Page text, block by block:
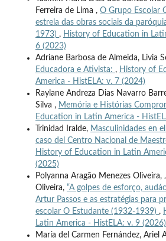
Ferreira de Lima , O Grupo Escolar
estrela das obras sociais da
1973) , History of Education in
6 (2023)
Adriane Barbosa de Almeida, Livia
Educadora e Ativista: , History of
America - HistELA: v. 7 (2024)
Raylane Andreza Dias Navarro
Silva , Memória e Histórias
Education in Latin America -
Trinidad Iralde, Masculinidades en
caso del Centro Nacional de
History of Education in Latin
(2025)
Polyanna Aragão Menezes Oliveira,
Oliveira, “A golpes de esforço,
Artur Passos e as estratégias para
escolar O Estudante (1932-1939) ,
Latin America - HistELA: v. 9 (2026)
María del Carmen Fernández, Ariel